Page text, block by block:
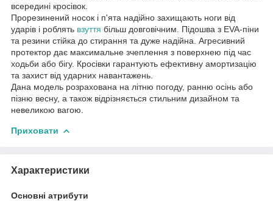
всередині кросівок.
Прорезинений носок і п'ята надійно захищають ноги від
ударів і роблять взуття більш довговічним. Підошва з EVA-піни
та резини стійка до стирання та дуже надійна. Агресивний
протектор дає максимальне зчеплення з поверхнею під час
ходьби або бігу. Кросівки гарантують ефективну амортизацію
та захист від ударних навантажень.
Дана модель розрахована на літню погоду, ранню осінь або
пізню весну, а також відрізняється стильним дизайном та
невеликою вагою.
Приховати
Характеристики
Основні атрибути